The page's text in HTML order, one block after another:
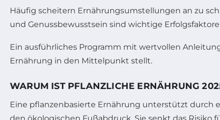
Häufig scheitern Ernährungsumstellungen an zu
und Genussbewusstsein sind wichtige
Ein ausführliches Programm mit wertvollen
Ernährung in den Mittelpunkt stellt.
WARUM IST PFLANZLICHE ERNÄHRUNG
Eine pflanzenbasierte Ernährung unterstützt durch